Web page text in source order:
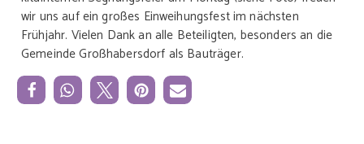
wir uns auf ein großes Einweihungsfest im nächsten
Frühjahr. Vielen Dank an alle Beteiligten, besonders an die
Gemeinde Großhabersdorf als Bauträger.